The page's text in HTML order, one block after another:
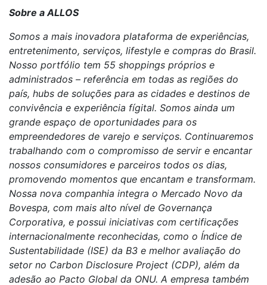
Sobre a ALLOS
Somos a mais inovadora plataforma de experiências,
entretenimento, serviços, lifestyle e compras do Brasil.
Nosso portfólio tem 55 shoppings próprios e
administrados – referência em todas as regiões do
país, hubs de soluções para as cidades e destinos de
convivência e experiência fígital. Somos ainda um
grande espaço de oportunidades para os
empreendedores de varejo e serviços. Continuaremos
trabalhando com o compromisso de servir e encantar
nossos consumidores e parceiros todos os dias,
promovendo momentos que encantam e transformam.
Nossa nova companhia integra o Mercado Novo da
Bovespa, com mais alto nível de Governança
Corporativa, e possui iniciativas com certificações
internacionalmente reconhecidas, como o Índice de
Sustentabilidade (ISE) da B3 e melhor avaliação do
setor no Carbon Disclosure Project (CDP), além da
adesão ao Pacto Global da ONU. A empresa também